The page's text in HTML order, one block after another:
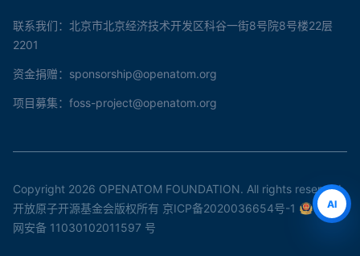
联系我们：北京市北京经济技术开发区科谷一街8号院8号楼22层
2201
资金捐赠：sponsorship@openatom.org
项目募集：foss-project@openatom.org
Copyright 2026 OPENATOM FOUNDATION. All rights reserved.
开放原子开源基金会版权所有 京ICP备2020036654号-1
京公
网安备 11030102011597 号
AI